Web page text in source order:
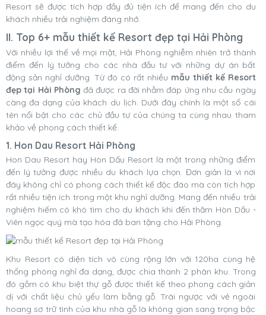
Resort sẽ được tích hợp đầy đủ tiện ích để mang đến cho du
khách nhiều trải nghiệm đáng nhớ.
II. Top 6+ mẫu thiết kế Resort đẹp tại Hải Phòng
Với nhiều lợi thế về mọi mặt, Hải Phòng nghiễm nhiên trở thành
điểm đến lý tưởng cho các nhà đầu tư với những dự án bất
động sản nghỉ dưỡng. Từ đó có rất nhiều mẫu thiết kế Resort
đẹp tại Hải Phòngđã được ra đời nhằm đáp ứng nhu cầu ngày
càng đa dạng của khách du lịch. Dưới đây chính là một số cái
tên nổi bật cho các chủ đầu tư của chúng ta cùng nhau tham
khảo về phong cách thiết kế.
1. Hon Dau Resort Hải Phòng
Hon Dau Resort hay Hòn Dấu Resort là một trong những điểm
đến lý tưởng được nhiều du khách lựa chọn. Đơn giản là vì nơi
đây không chỉ có phong cách thiết kế độc đáo mà còn tích hợp
rất nhiều tiện ích trong một khu nghỉ dưỡng. Mang đến nhiều trải
nghiệm hiếm có khó tìm cho du khách khi đến thăm Hòn Dấu -
Viên ngọc quý mà tạo hóa đã ban tặng cho Hải Phòng.
Khu Resort có diện tích vô cùng rộng lớn với 120ha cùng hệ
thống phòng nghỉ đa dạng, được chia thành 2 phân khu. Trong
đó gồm có khu biệt thự gỗ được thiết kế theo phong cách giản
dị với chất liệu chủ yếu làm bằng gỗ. Trái ngược với vẻ ngoài
hoang sơ trữ tình của khu nhà gỗ là không gian sang trọng bậc